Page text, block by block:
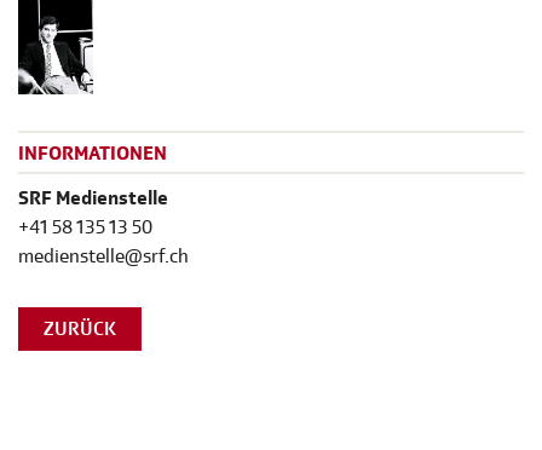
INFORMATIONEN
SRF Medienstelle
+41 58 135 13 50
medienstelle@srf.ch
ZURÜCK